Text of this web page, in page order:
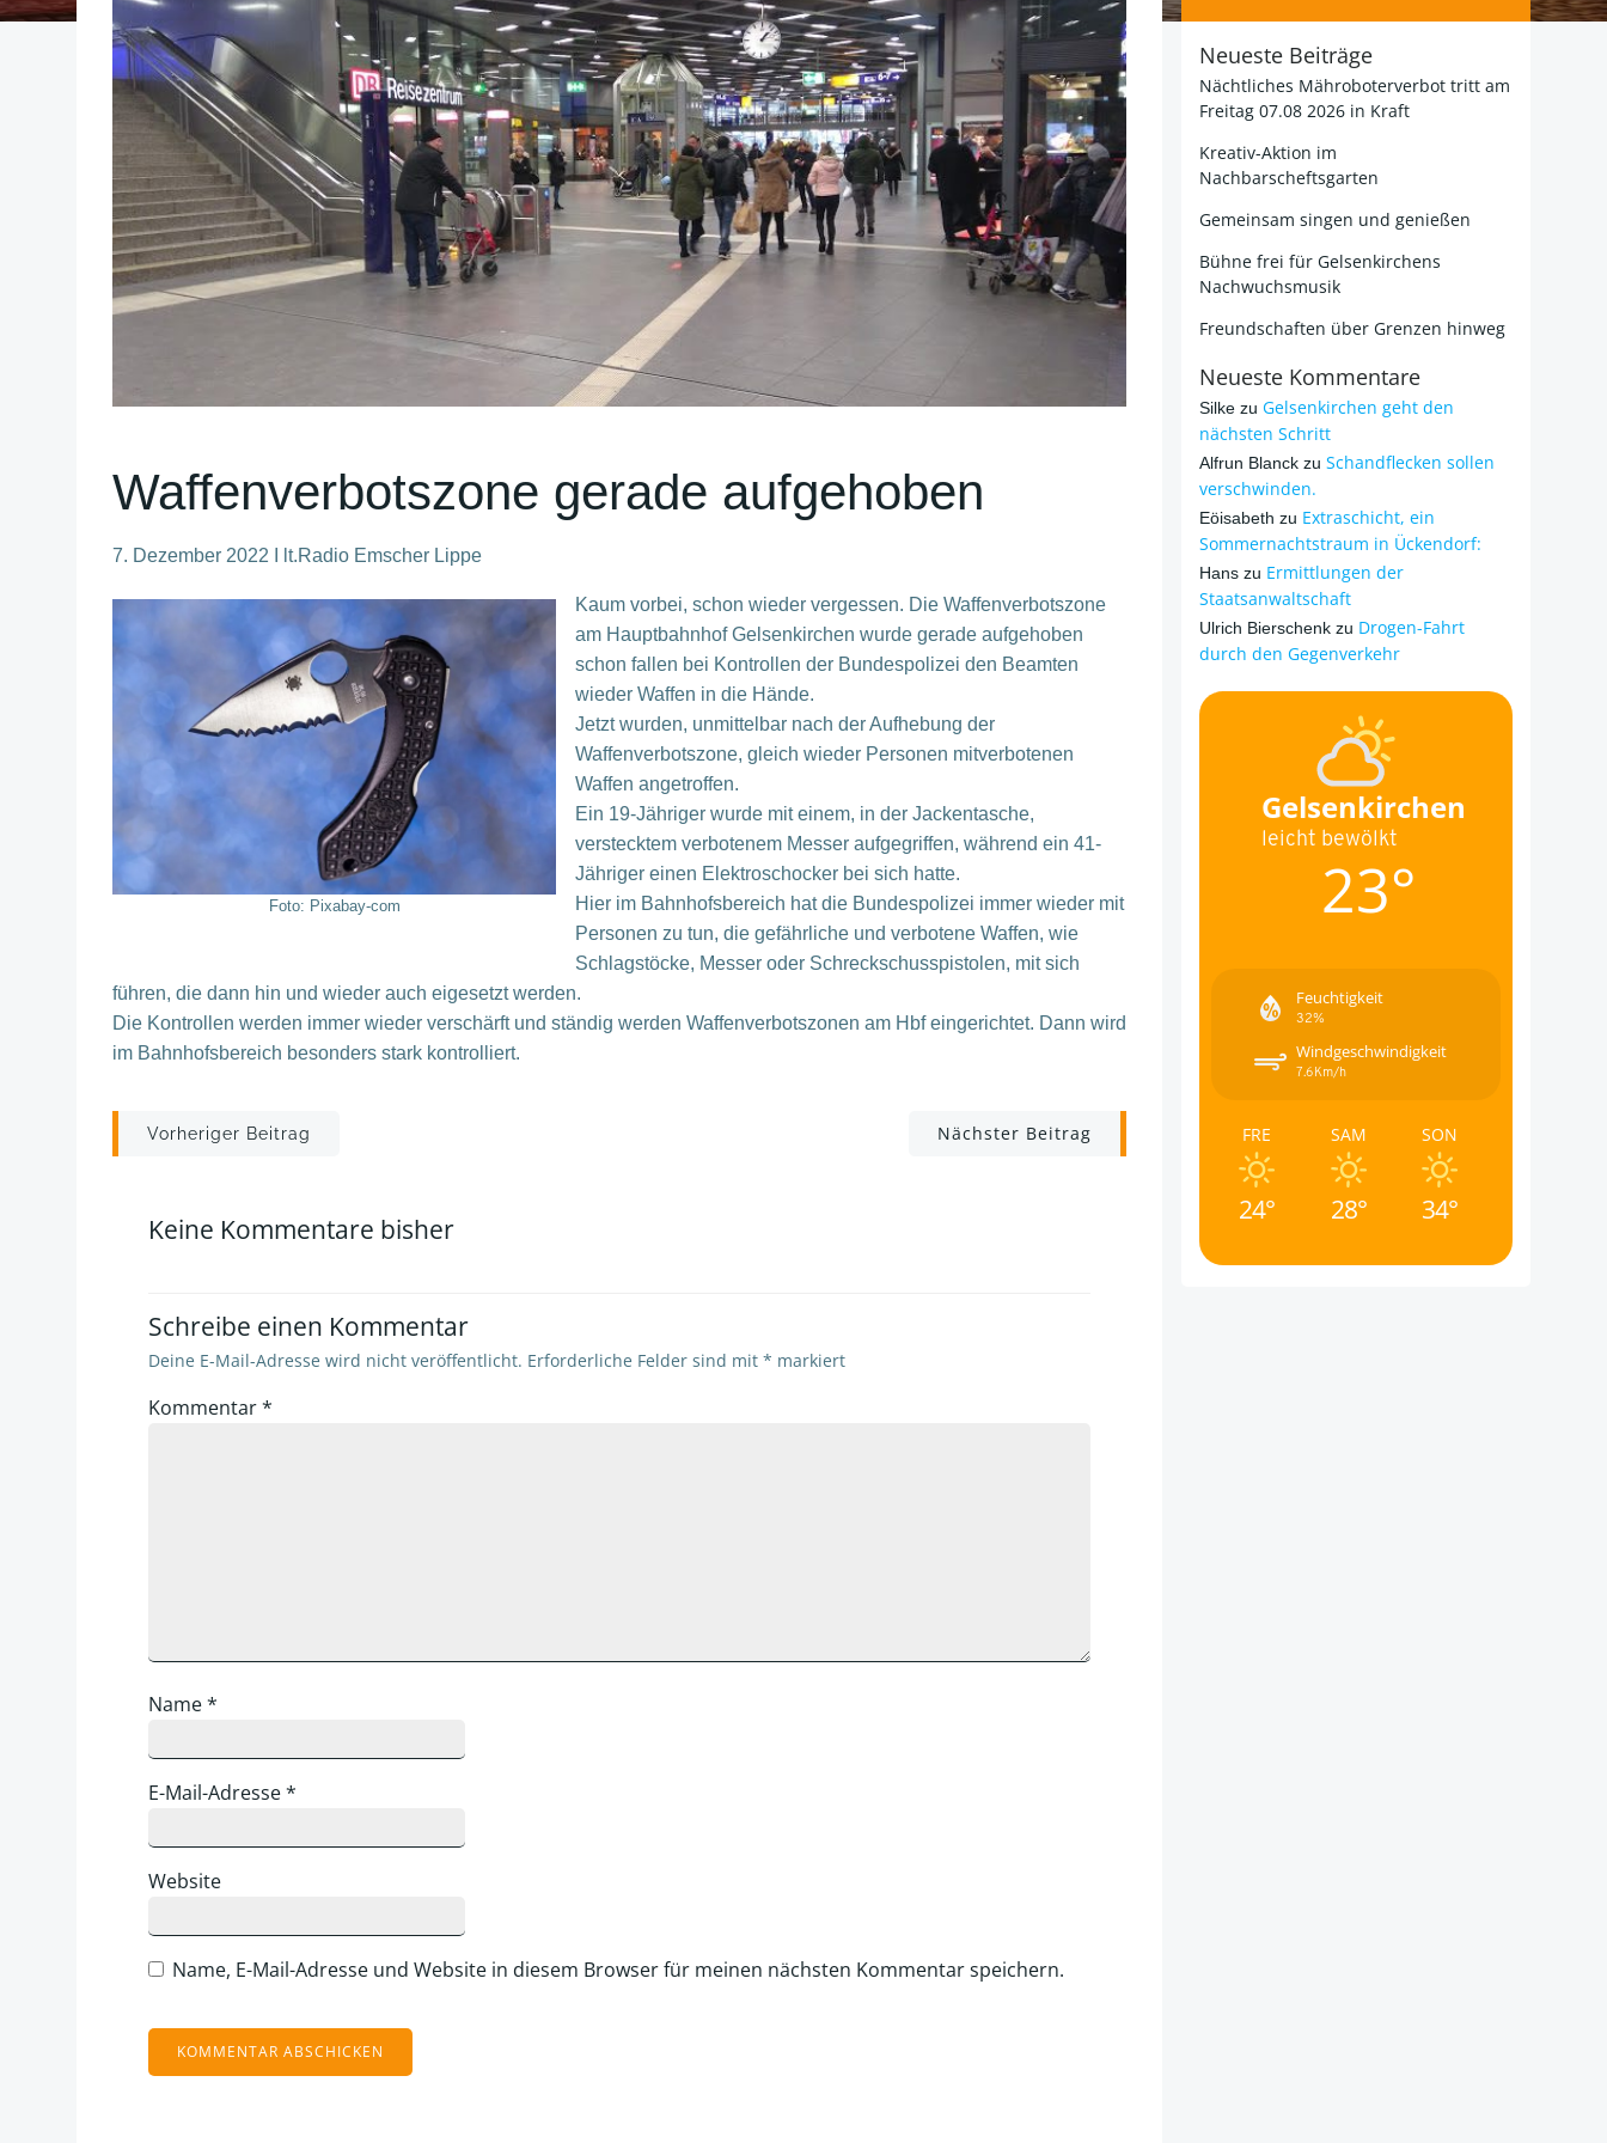
Waffenverbotszone gerade aufgehoben
7. Dezember 2022 I lt.Radio Emscher Lippe
Foto: Pixabay-com
Kaum vorbei, schon wieder vergessen. Die Waffenverbotszone
am Hauptbahnhof Gelsenkirchen wurde gerade aufgehoben
schon fallen bei Kontrollen der Bundespolizei den Beamten
wieder Waffen in die Hände.
Jetzt wurden, unmittelbar nach der Aufhebung der
Waffenverbotszone, gleich wieder Personen mitverbotenen
Waffen angetroffen.
Ein 19-Jähriger wurde mit einem, in der Jackentasche,
verstecktem verbotenem Messer aufgegriffen, während ein 41-
Jähriger einen Elektroschocker bei sich hatte.
Hier im Bahnhofsbereich hat die Bundespolizei immer wieder mit
Personen zu tun, die gefährliche und verbotene Waffen, wie
Schlagstöcke, Messer oder Schreckschusspistolen, mit sich
führen, die dann hin und wieder auch eigesetzt werden.
Die Kontrollen werden immer wieder verschärft und ständig werden Waffenverbotszonen am Hbf eingerichtet. Dann wird
im Bahnhofsbereich besonders stark kontrolliert.
Post
Vorheriger Beitrag Nächster Beitrag
Keine Kommentare bisher
Schreibe einen Kommentar
Deine E-Mail-Adresse wird nicht veröffentlicht. Erforderliche Felder sind mit * markiert
Kommentar*
Name*
E-Mail-Adresse*
Website
Name, E-Mail-Adresse und Website in diesem Browser für meinen nächsten Kommentar speichern.
Neueste Beiträge
Nächtliches Mähroboterverbot tritt am
Freitag 07.08 2026 in Kraft
Kreativ-Aktion im
Nachbarscheftsgarten
Gemeinsam singen und genießen
Bühne frei für Gelsenkirchens
Nachwuchsmusik
Freundschaften über Grenzen hinweg
Neueste Kommentare
Silke zu Gelsenkirchen geht den
nächsten Schritt
Alfrun Blanck zu Schandflecken sollen
verschwinden.
Eöisabeth zu Extraschicht, ein
Sommernachtstraum in Ückendorf:
Hans zu Ermittlungen der
Staatsanwaltschaft
Ulrich Bierschenk zu Drogen-Fahrt
durch den Gegenverkehr
Gelsenkirchen
leicht bewölkt
23°
Feuchtigkeit
32%
Windgeschwindigkeit
7.6Km/h
FRE
24°
SAM
28°
SON
34°